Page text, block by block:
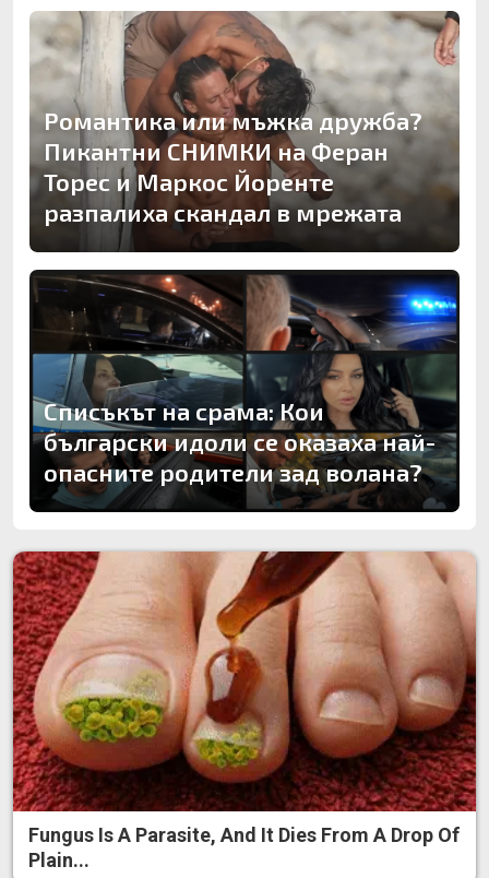
Романтика или мъжка дружба?
Пикантни СНИМКИ на Феран
Торес и Маркос Йоренте
разпалиха скандал в мрежата
Списъкът на срама: Кои
български идоли се оказаха най-
опасните родители зад волана?
Fungus Is A Parasite, And It Dies From A Drop Of
Plain...